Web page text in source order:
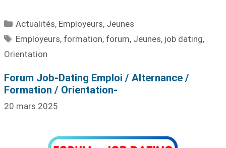
Actualités, Employeurs, Jeunes
Employeurs, formation, forum, Jeunes, job dating,
Orientation
Forum Job-Dating Emploi / Alternance /
Formation / Orientation-
20 mars 2025